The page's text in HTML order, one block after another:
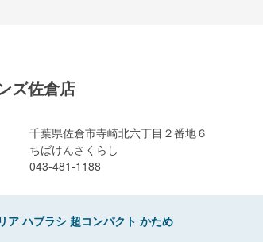
ズ佐倉店
千葉県佐倉市寺崎北六丁目２番地６
ちばけんさくらし
043-481-1188
ア ハブラシ 超コンパクト かため